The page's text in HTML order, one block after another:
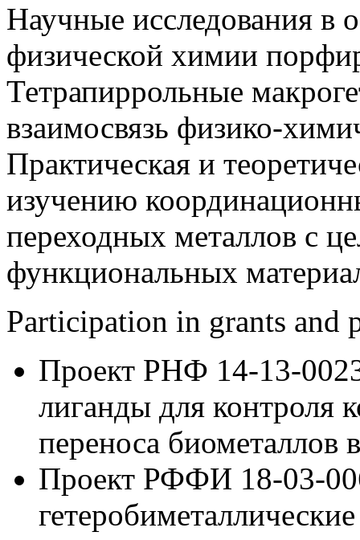
Научные исследования в
физической химии
Тетрапиррольные
взаимосвязь физико-
Практическая и
изучению
переходных металлов с
функциональных
Participation in grants and
Проект РНФ 14-13-
лиганды для контроля
переноса биометаллов
Проект РФФИ 18-03-